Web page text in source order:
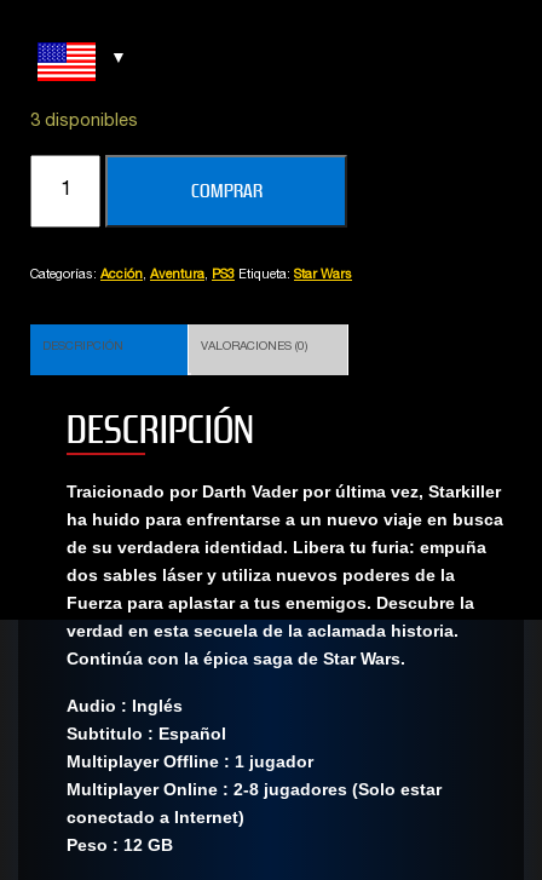
3 disponibles
WARS
THE
UNLEASHED
cantidad
COMPRAR
Categorías: Acción, Aventura, PS3 Etiqueta: Star Wars
DESCRIPCIÓN VALORACIONES (0)
DESCRIPCIÓN
Traicionado por Darth Vader por última vez, Starkiller
ha huido para enfrentarse a un nuevo viaje en busca
de su verdadera identidad. Libera tu furia: empuña
dos sables láser y utiliza nuevos poderes de la
Fuerza para aplastar a tus enemigos. Descubre la
verdad en esta secuela de la aclamada historia.
Continúa con la épica saga de Star Wars.
Audio : Inglés
Subtitulo : Español
Multiplayer Offline : 1 jugador
Multiplayer Online : 2-8 jugadores (Solo estar
conectado a Internet)
Peso : 12 GB